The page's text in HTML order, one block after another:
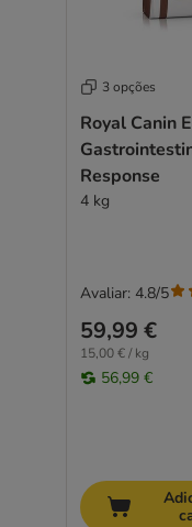
3 opções
Royal Canin
Response
4 kg
59,99 €
15,00 € / kg
56,99 €
Avaliar: 4.8/5